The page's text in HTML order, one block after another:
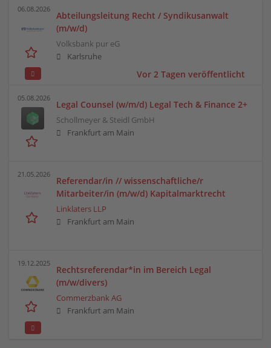
06.08.2026
Abteilungsleitung Recht / Syndikusanwalt
(m/w/d)
Volksbank pur eG
Karlsruhe
Vor 2 Tagen veröffentlicht
05.08.2026
Legal Counsel (w/m/d) Legal Tech & Finance 2+
Schollmeyer & Steidl GmbH
Frankfurt am Main
21.05.2026
Referendar/in // wissenschaftliche/r
Mitarbeiter/in (m/w/d) Kapitalmarktrecht
Linklaters LLP
Frankfurt am Main
19.12.2025
Rechtsreferendar*in im Bereich Legal
(m/w/divers)
Commerzbank AG
Frankfurt am Main